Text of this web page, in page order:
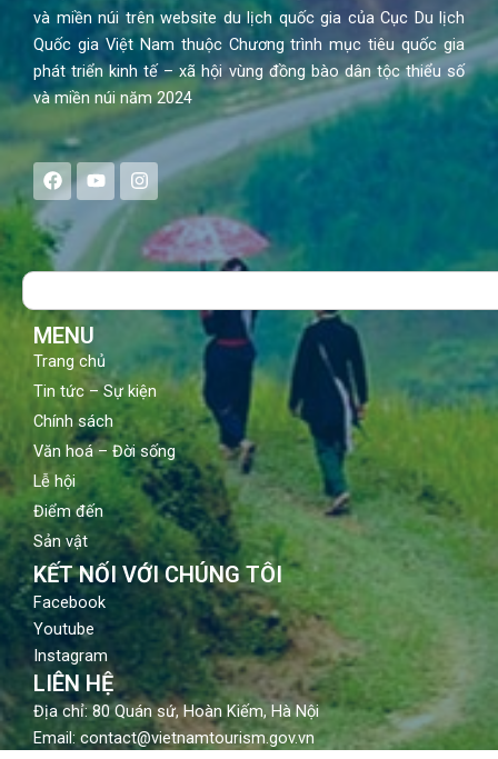
và miền núi trên website du lịch quốc gia của Cục Du lịch
Quốc gia Việt Nam thuộc Chương trình mục tiêu quốc gia
phát triển kinh tế – xã hội vùng đồng bào dân tộc thiểu số
và miền núi năm 2024
F
a
c
e
b
o
Y
o
u
t
u
b
I
n
s
a
g
Search
MENU
Trang chủ
Tin tức – Sự kiện
Chính sách
Văn hoá – Đời sống
Lễ hội
Điểm đến
Sản vật
KẾT NỐI VỚI CHÚNG TÔI
Facebook
Youtube
Instagram
LIÊN HỆ
Địa chỉ: 80 Quán sứ, Hoàn Kiếm, Hà Nội
Email: contact@vietnamtourism.gov.vn